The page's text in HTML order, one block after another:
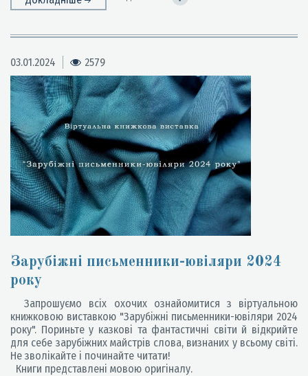
03.01.2024 2579
Зарубіжні письменники-ювіляри 2024
року
Запрошуємо всіх охочих ознайомитися з віртуальною
книжковою виставкою "Зарубіжні письменники-ювіляри 2024
року". Пориньте у казкові та фантастичні світи й відкрийте
для себе зарубіжних майстрів слова, визнаних у всьому світі.
Не зволікайте і починайте читати!
Книги представлені мовою оригіналу.